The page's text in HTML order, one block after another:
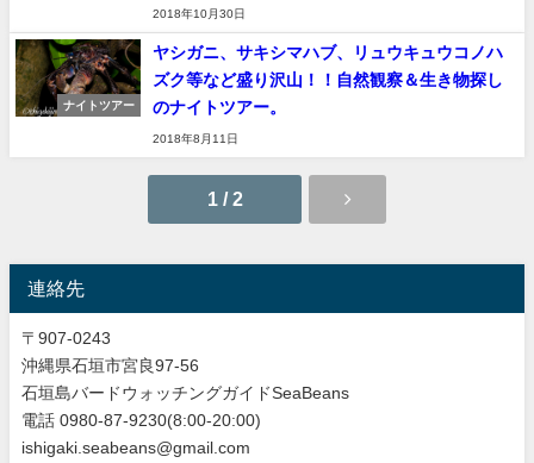
2018年10月30日
ナイトツアー
ヤシガニ、サキシマハブ、リュウキュウコノハ
ズク等など盛り沢山！！自然観察＆生き物探し
のナイトツアー。
2018年8月11日
1 / 2
連絡先
〒907-0243
沖縄県石垣市宮良97-56
石垣島バードウォッチングガイドSeaBeans
電話 0980-87-9230(8:00-20:00)
ishigaki.seabeans@gmail.com